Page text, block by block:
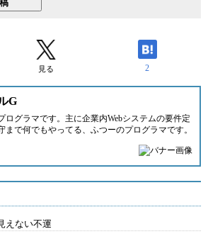
見る 2
G
ログラマです。主に企業内Webシステムの要件定
まで何でもやってる、ふつーのプログラマです。
えない不運